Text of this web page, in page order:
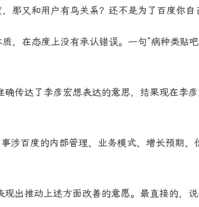
那又和用户有鸟关系？还不是为了百度你自
，在态度上没有承认错误。一句“病种类贴
传达了李彦宏想表达的意思，结果现在李
涉百度的内部管理、业务模式、增长预期、
出推动上述方面改善的意愿。最直接的，